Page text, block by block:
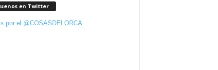
en Twitter
por el @COSASDELORCA.